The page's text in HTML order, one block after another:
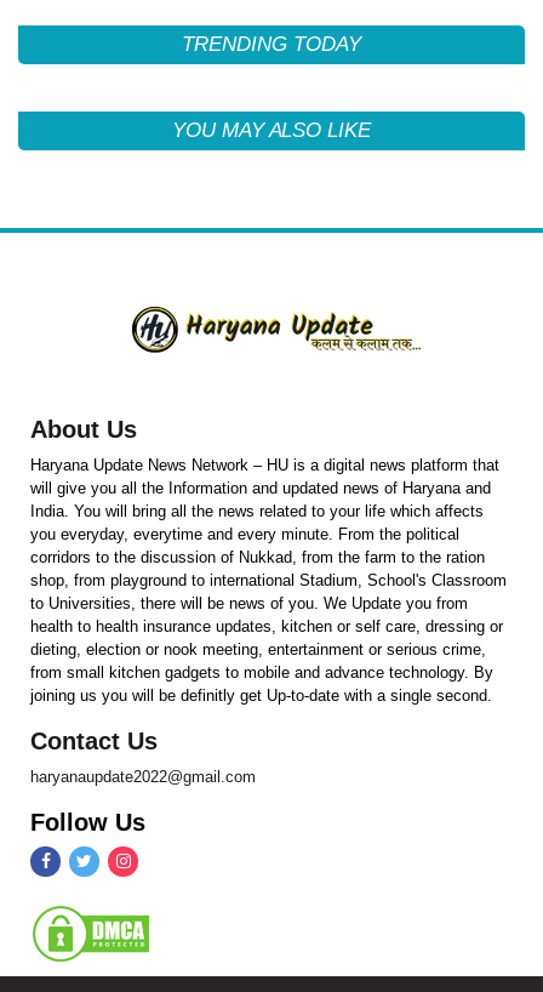
TRENDING TODAY
YOU MAY ALSO LIKE
About Us
Haryana Update News Network – HU is a digital news platform that
will give you all the Information and updated news of Haryana and
India. You will bring all the news related to your life which affects
you everyday, everytime and every minute. From the political
corridors to the discussion of Nukkad, from the farm to the ration
shop, from playground to international Stadium, School's Classroom
to Universities, there will be news of you. We Update you from
health to health insurance updates, kitchen or self care, dressing or
dieting, election or nook meeting, entertainment or serious crime,
from small kitchen gadgets to mobile and advance technology. By
joining us you will be definitly get Up-to-date with a single second.
Contact Us
haryanaupdate2022@gmail.com
Follow Us